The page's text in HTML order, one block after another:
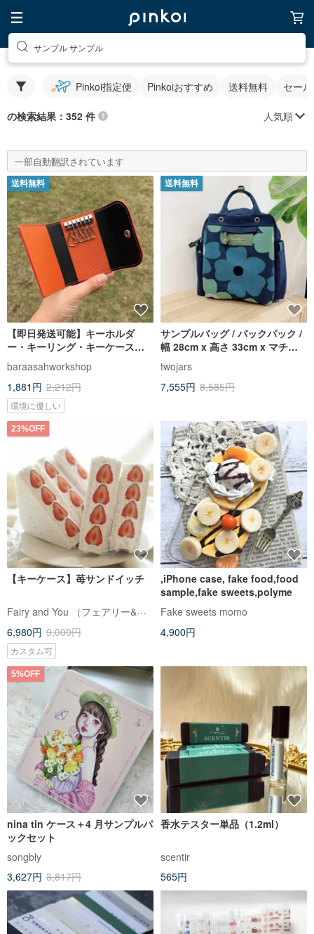
サンプル サンプル
Pinkoi指定便 Pinkoiおすすめ 送料無料 セー
の検索結果：352 件 人気順
一部自動翻訳されています
送料無料
【即日発送可能】キーホルダ
ー・キーリング・キーケース。
一点限りの現品、名入れ刻印も
承ります。
baraasahworkshop
1,881円 2,212円
環境に優しい
送料無料
サンプルバッグ / バックパック /
幅 28cm x 高さ 33cm x マチ
16cm
twojars
7,555円 8,585円
23%OFF
【キーケース】苺サンドイッチ
Fairy and You （フェアリー&ユー）
6,980円 9,000円
カスタム可
,iPhone case, fake food,food
sample,fake sweets,polyme
Fake sweets momo
4,900円
5%OFF
nina tin ケース＋4 月サンプルパ
ックセット
songbly
3,627円 3,817円
香水テスター単品（1.2ml）
scentir
565円